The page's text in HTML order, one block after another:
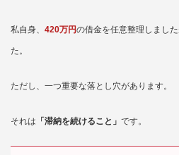
私自身、 420万円の借金を任意整理しまし
た。
ただし、一つ重要な落とし穴があります。
それは 「滞納を続けること」 です。